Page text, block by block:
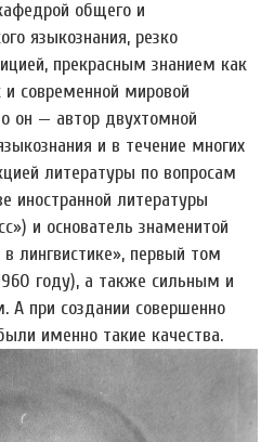
общего и
языкознания, резко
прекрасным знанием как
и современной мировой
он — автор двухтомной
и в течение многих
литературы по вопросам
иностранной литературы
и основатель знаменитой
лингвистике», первый том
году), а также сильным и
А при создании совершенно
именно такие качества.